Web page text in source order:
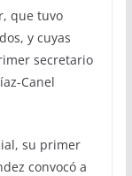
que tuvo
y cuyas
secretario
Canel
su primer
convocó a